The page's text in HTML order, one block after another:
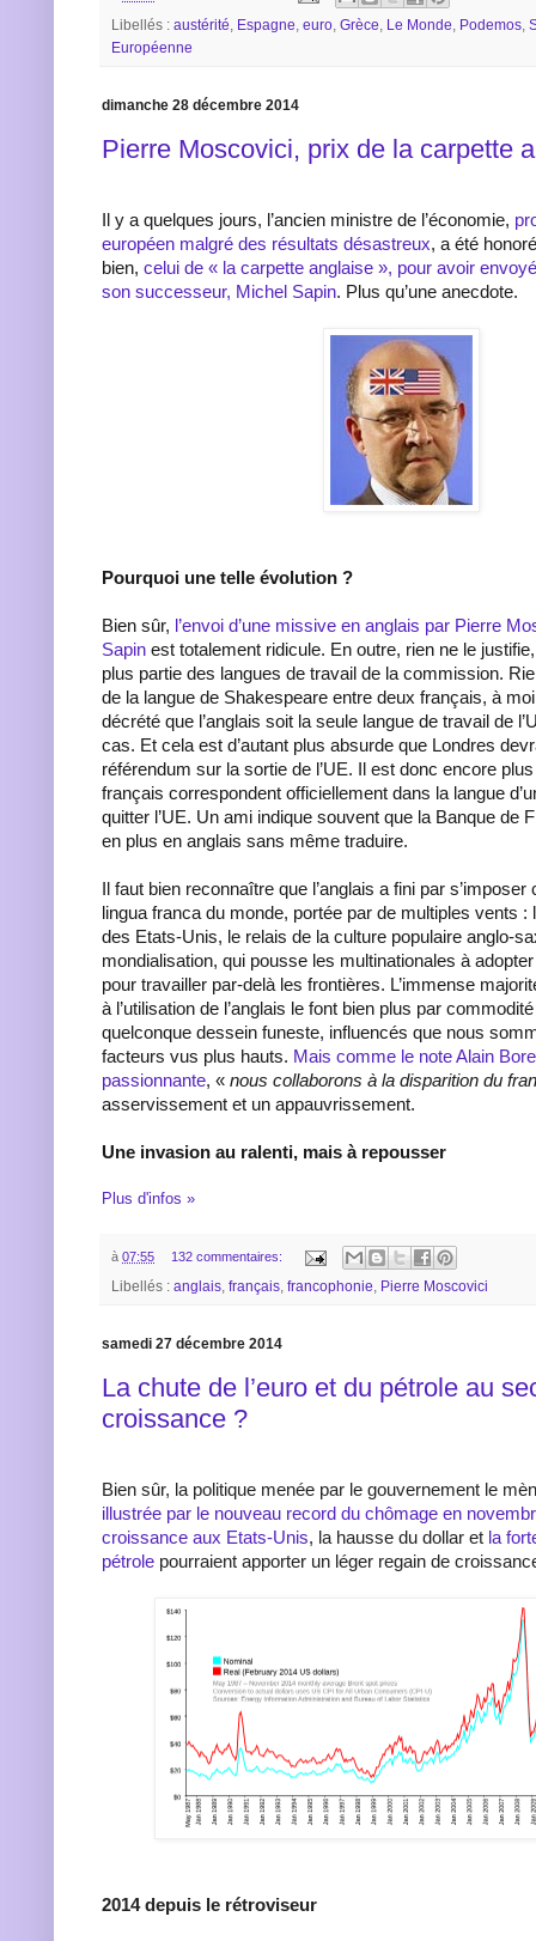
Libellés : austérité, Espagne, euro, Grèce, Le Monde, Podemos,
Européenne
dimanche 28 décembre 2014
Pierre Moscovici, prix de la carpette
Il y a quelques jours, l’ancien ministre de l’économie,
européen malgré des résultats désastreux, a été
bien, celui de « la carpette anglaise », pour avoir
son successeur, Michel Sapin. Plus qu’une anecdote.
Pourquoi une telle évolution ?
Bien sûr, l’envoi d’une missive en anglais par Pierre
Sapin est totalement ridicule. En outre, rien ne le
plus partie des langues de travail de la commission.
de la langue de Shakespeare entre deux français, à
décrété que l’anglais soit la seule langue de travail de
cas. Et cela est d’autant plus absurde que Londres
référendum sur la sortie de l’UE. Il est donc encore
français correspondent officiellement dans la langue
quitter l’UE. Un ami indique souvent que la Banque de
en plus en anglais sans même traduire.
Il faut bien reconnaître que l’anglais a fini par
lingua franca du monde, portée par de multiples vents :
des Etats-Unis, le relais de la culture populaire anglo-
mondialisation, qui pousse les multinationales à
pour travailler par-delà les frontières. L’immense
à l’utilisation de l’anglais le font bien plus par
quelconque dessein funeste, influencés que nous
facteurs vus plus hauts. Mais comme le note Alain
passionnante, « nous collaborons à la disparition du
asservissement et un appauvrissement.
Une invasion au ralenti, mais à repousser
Plus d'infos »
à 07:55 132 commentaires:
Libellés : anglais, français, francophonie, Pierre Moscovici
samedi 27 décembre 2014
La chute de l’euro et du pétrole au
croissance ?
Bien sûr, la politique menée par le gouvernement le
illustrée par le nouveau record du chômage en
croissance aux Etats-Unis, la hausse du dollar et la
pétrole pourraient apporter un léger regain de
2014 depuis le rétroviseur